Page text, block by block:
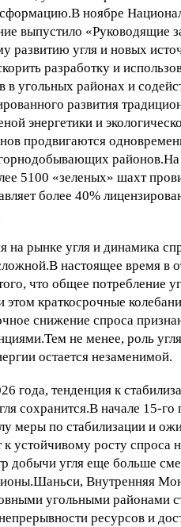
ноябре
выпустило «Руководящие
развитию угля и новых
разработку и
в угольных районах и
развития
энергетики и
продвигаются
5100 «зеленых» шахт
более 40%
на рынке угля и динамика
настоящее время в
что общее потребление
этом краткосрочные
снижение спроса
не менее, роль
остается незаменимой.
года, тенденция к
сохранится.В начале 15-го
меры по стабилизации и
устойчивому росту спроса
добычи угля еще больше
Внутренняя
угольными районами
ресурсов и